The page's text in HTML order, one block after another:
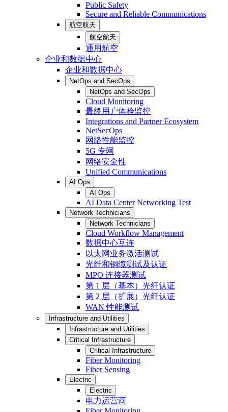
Public Safety
Secure and Reliable Communications
航空航天
航空航天
通用航空
企业和数据中心
企业和数据中心
NetOps and SecOps
NetOps and SecOps
Cloud Monitoring
最终用户体验监控
Integrations and Partner Ecosystem
NetSecOps
网络性能监控
5G 专网
网络安全性
Unified Communications
AI Ops
AI Ops
AI Data Center Networking Test
Network Technicians
Network Technicians
Cloud Workflow Management
数据中心互连
以太网业务激活测试
光纤和铜缆测试及认证
MPO 连接器测试
第 1 层（基本）光纤认证
第 2 层（扩展）光纤认证
WAN 性能测试
Infrastructure and Utilities
Infrastructure and Utilities
Critical Infrastructure
Critical Infrastructure
Fiber Monitoring
Fiber Sensing
Electric
Electric
电力运营商